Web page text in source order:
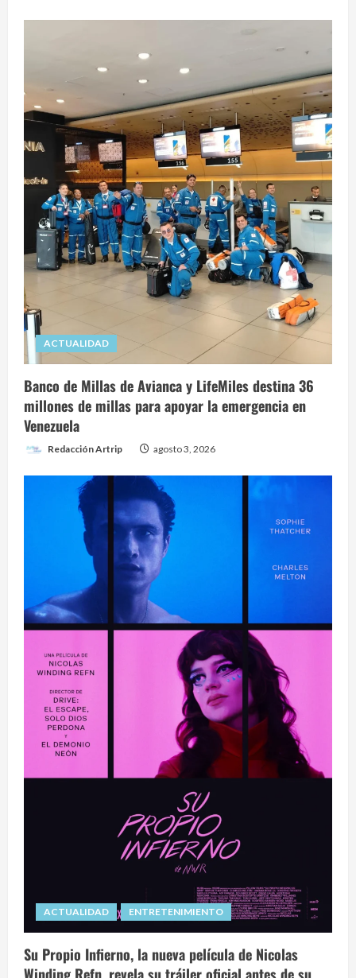
ACTUALIDAD
Banco de Millas de Avianca y LifeMiles destina 36
millones de millas para apoyar la emergencia en
Venezuela
Redacción Artrip agosto 3, 2026
ACTUALIDAD ENTRETENIMIENTO
Su Propio Infierno, la nueva película de Nicolas